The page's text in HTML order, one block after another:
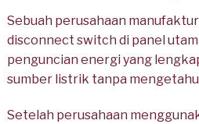
Sebuah perusahaan
disconnect switch di panel
penguncian energi yang
sumber listrik tanpa
Setelah perusahaan